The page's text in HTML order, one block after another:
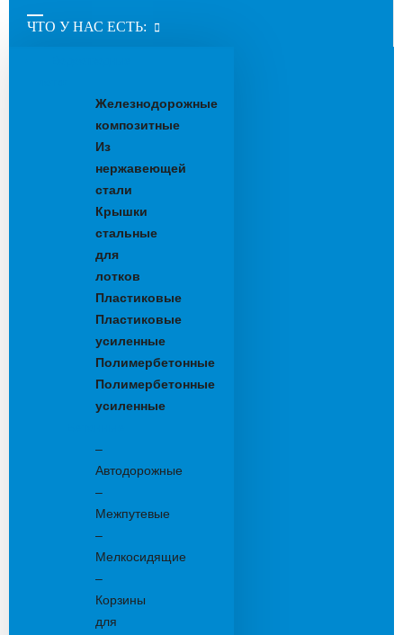
ЧТО У НАС ЕСТЬ:
Железнодорожные
композитные
Из
нержавеющей
стали
Крышки
стальные
для
лотков
Пластиковые
Пластиковые
усиленные
Полимербетонные
Полимербетонные
усиленные
–
Автодорожные
–
Межпутевые
–
Мелкосидящие
–
Корзины
для